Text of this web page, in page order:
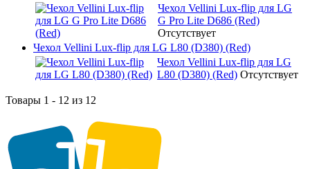
Чехол Vellini Lux-flip для LG
G Pro Lite D686 (Red)
Отсутствует
Чехол Vellini Lux-flip для LG L80 (D380) (Red)
Чехол Vellini Lux-flip для LG
L80 (D380) (Red) Отсутствует
Товары 1 - 12 из 12